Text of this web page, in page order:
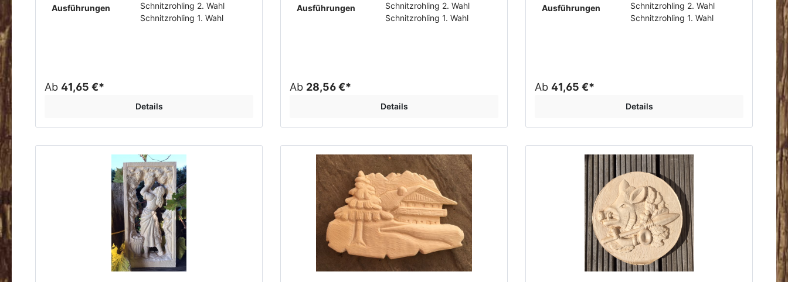
Ausführungen
Schnitzrohling 2. Wahl
Schnitzrohling 1. Wahl
Ab 41,65 €*
Details
Ausführungen
Schnitzrohling 2. Wahl
Schnitzrohling 1. Wahl
Ab 28,56 €*
Details
Ausführungen
Schnitzrohling 2. Wahl
Schnitzrohling 1. Wahl
Ab 41,65 €*
Details